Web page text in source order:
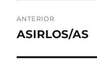
de
ANTERIOR
Entrada
ASIRLOS/AS